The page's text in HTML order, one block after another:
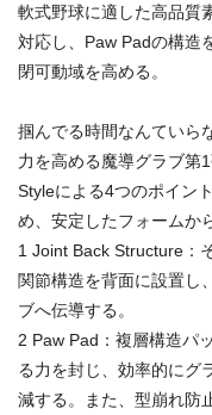
軟式野球に適した高品質
対応し、Paw Padの構造
閉可動域を高める。
掴んでる時間なんていら
力を高める魔導グラブ第
Styleによる4つのポイン
め、安定したフォームか
1 Joint Back Structure：
関節構造を背面に設置し
ブへ伝導する。
2 Paw Pad：複層構造パ
る力を封じ、効率的にグ
減する。また、型崩れ防